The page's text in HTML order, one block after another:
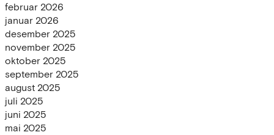
februar 2026
januar 2026
desember 2025
november 2025
oktober 2025
september 2025
august 2025
juli 2025
juni 2025
mai 2025